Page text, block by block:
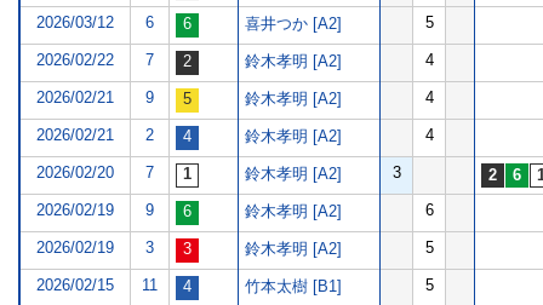
2026/03/12 6 喜井つか [A2] 5
2026/02/22 7 鈴木孝明 [A2] 4
2026/02/21 9 鈴木孝明 [A2] 4
2026/02/21 2 鈴木孝明 [A2] 4
2026/02/20 7 鈴木孝明 [A2] 3
2026/02/19 9 鈴木孝明 [A2] 6
2026/02/19 3 鈴木孝明 [A2] 5
2026/02/15 11 竹本太樹 [B1] 5